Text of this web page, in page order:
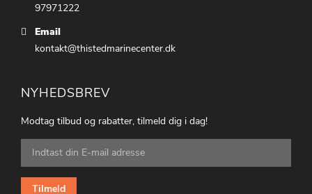
97971222
Email
kontakt@thistedmarinecenter.dk
NYHEDSBREV
Modtag tilbud og rabatter, tilmeld dig i dag!
Tilmeld
dig
vores
nyhedsbrev:
Tilmeld